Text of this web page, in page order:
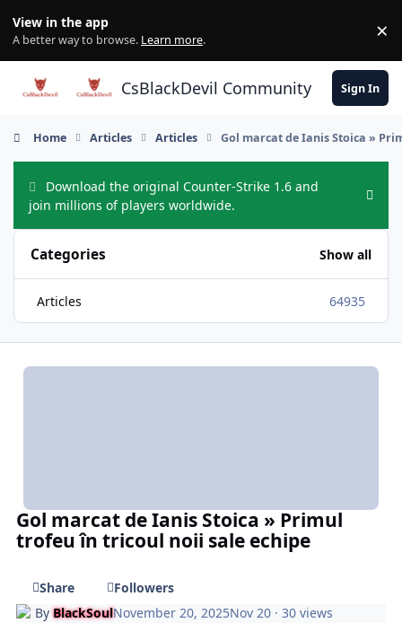
View in the app
A better way to browse. Learn more. ×
CsBlackDevil Community Sign In
Home Articles Articles Gol marcat de Ianis Stoica »
Download the original Counter-Strike 1.6 and
join millions of players worldwide.
Hide
Categories Show all
Articles 64935
Gol marcat de Ianis Stoica » Primul
trofeu în tricoul noii sale echipe
Share
Followers
ByBlackSoulNovember 20, 2025Nov 20 · 30 views